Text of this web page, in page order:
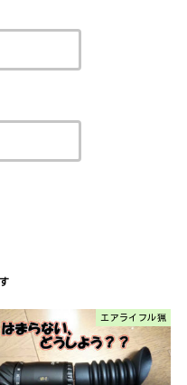
エアライフル猟